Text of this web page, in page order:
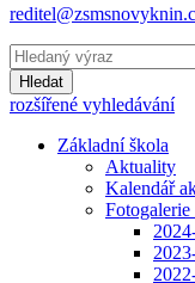
Hledat
rozšířené vyhledávání
Základní škola
Aktuality
Kalendář
Fotogalerie